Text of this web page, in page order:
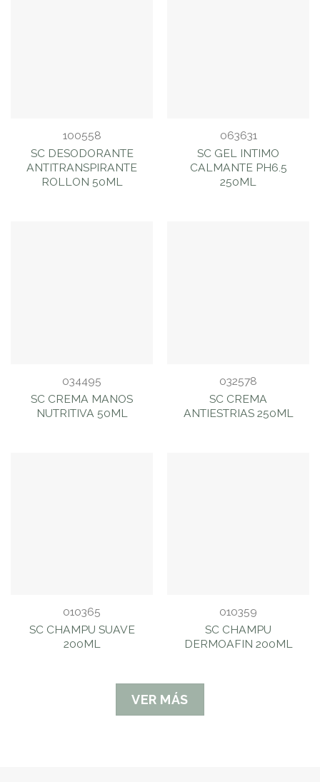
100558
SC DESODORANTE
ANTITRANSPIRANTE
ROLLON 50ML
063631
SC GEL INTIMO
CALMANTE PH6.5
250ML
034495
SC CREMA MANOS
NUTRITIVA 50ML
032578
SC CREMA
ANTIESTRIAS 250ML
010365
SC CHAMPU SUAVE
200ML
010359
SC CHAMPU
DERMOAFIN 200ML
VER MÁS